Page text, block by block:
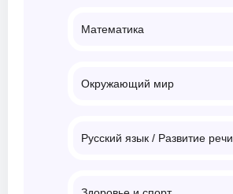
Математика
Окружающий мир
Русский язык / Развитие речи